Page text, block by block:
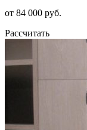
от 84 000 руб.
Рассчитать